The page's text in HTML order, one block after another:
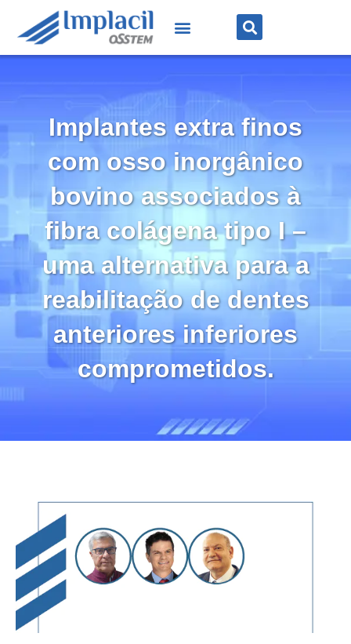
Implantes extra finos
com osso inorgânico
bovino associados à
fibra colágena tipo I –
uma alternativa para a
reabilitação de dentes
anteriores inferiores
comprometidos.